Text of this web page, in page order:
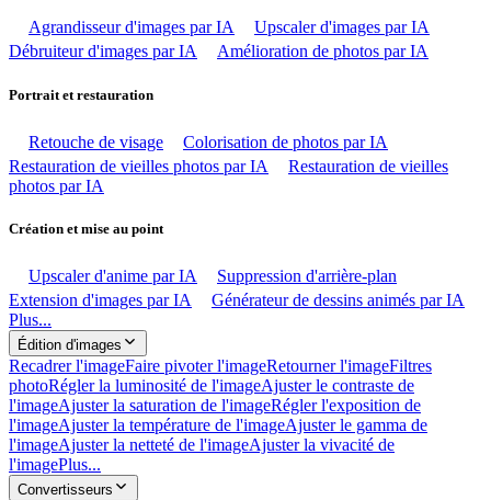
Agrandisseur d'images par IA
Upscaler d'images par IA
Débruiteur d'images par IA
Amélioration de photos par IA
Portrait et restauration
Retouche de visage
Colorisation de photos par IA
Restauration de vieilles photos par IA
Restauration de vieilles
photos par IA
Création et mise au point
Upscaler d'anime par IA
Suppression d'arrière-plan
Extension d'images par IA
Générateur de dessins animés par IA
Plus...
Édition d'images
Recadrer l'imageFaire pivoter l'imageRetourner l'imageFiltres
photoRégler la luminosité de l'imageAjuster le contraste de
l'imageAjuster la saturation de l'imageRégler l'exposition de
l'imageAjuster la température de l'imageAjuster le gamma de
l'imageAjuster la netteté de l'imageAjuster la vivacité de
l'imagePlus...
Convertisseurs